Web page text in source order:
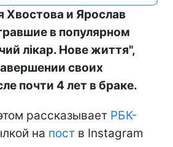
Хвостова и Ярослав
в популярном
лікар. Нове життя",
своих
почти 4 лет в браке.
рассказывает РБК-
на пост в Instagram